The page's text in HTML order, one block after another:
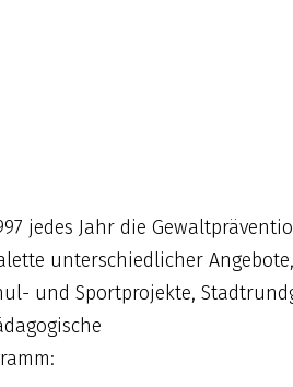
jedes Jahr die
unterschiedlicher
und Sportprojekte,